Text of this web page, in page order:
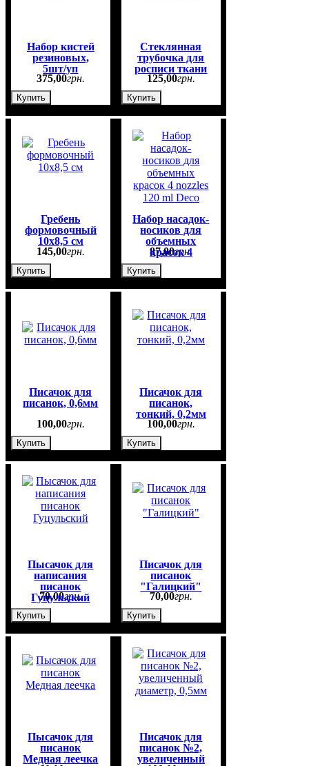
Набор кистей
резиновых,
5шт/уп
375,00грн.
Купить
Стеклянная
трубочка для
росписи ткани
125,00грн.
Купить
Гребень
формовочный
10х8,5 см
145,00грн.
Купить
Набор насадок-
носиков для
объемных
красок 4
nozzles 120 ml
Deco
87,00грн.
Купить
Писачок для
писанок, 0,6мм
100,00грн.
Купить
Писачок для
писанок,
тонкий, 0,2мм
100,00грн.
Купить
Пысачок для
написания
писанок
Гуцульский
70,00грн.
Купить
Писачок для
писанок
"Галицкий"
70,00грн.
Купить
Пысачок для
писанок
Медная леечка
Писачок для
писанок №2,
увеличенный